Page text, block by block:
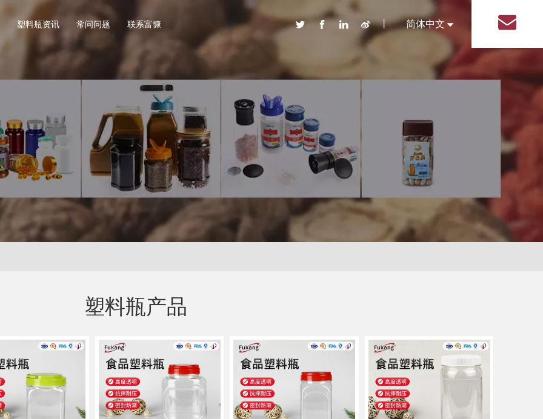
坚果塑料瓶
方形系列坚果塑料瓶
圆形系列坚果塑料瓶
异形系列坚果塑料瓶
其他形装坚果塑料瓶
调味品 盐塑料瓶
研磨盖系列调味品塑料瓶
圆形系列调味品塑料瓶
直圆形系列调味品塑料瓶
方形系列调味品塑料瓶
其他形状调味品塑料瓶
食品塑料瓶
广口食品塑料瓶
PET圆形系列保健品塑料瓶
PET竹节瓶系列保健品塑料瓶
PE圆形系列保健品塑料瓶
PE直圆形系列保健品塑料瓶
PE其他形状塑料瓶
玩具包装塑料瓶
户外用品包装塑料瓶
塑料瓶资讯 常问问题 联系富慷 丨 简体中文
English
塑料瓶产品